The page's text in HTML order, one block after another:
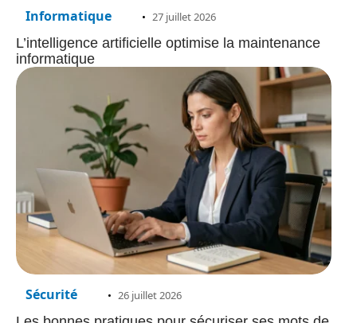
Informatique 27 juillet 2026
L’intelligence artificielle optimise la maintenance
informatique
Sécurité 26 juillet 2026